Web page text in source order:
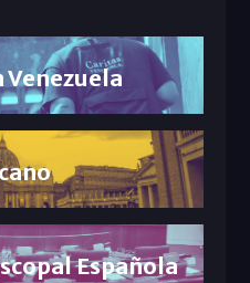
Venezuela
Española